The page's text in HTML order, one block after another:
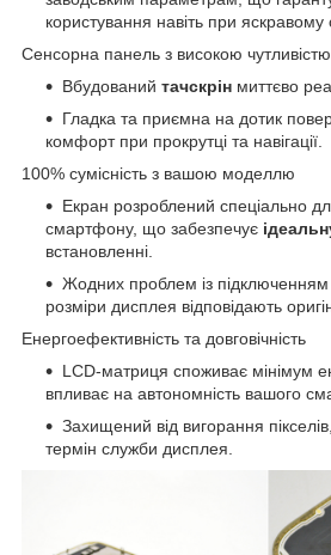
користування навіть при яскравому
Сенсорна панель з високою чутливістю
Вбудований тачскрін миттєво
Гладка та приємна на дотик
комфорт при прокрутці та навігації.
100% сумісність з вашою моделлю
Екран розроблений спеціально
смартфону, що забезпечує
встановленні.
Жодних проблем із підключенням
розміри дисплея відповідають
Енергоефективність та довговічність
LCD-матриця споживає мінімум
впливає на автономність вашого
Захищений від вигорання
термін служби дисплея.